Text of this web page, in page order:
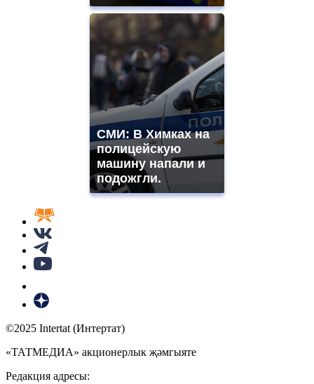
СМИ: В Химках на
полицейскую
машину напали и
подожгли.
©2025 Intertat (Интертат)
«ТАТМЕДИА» акционерлык җәмгыяте
Редакция адресы: